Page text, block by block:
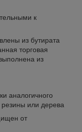
к
из бутирата
торговая
из
аналогичного
или дерева
от